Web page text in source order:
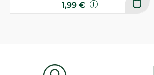
1,99 €